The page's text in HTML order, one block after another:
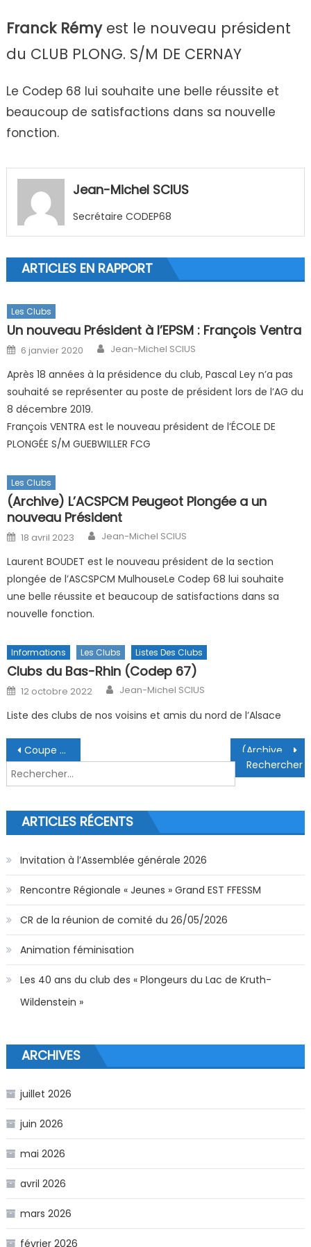
Franck Rémyest le nouveau président
du CLUB PLONG. S/M DE CERNAY
Le Codep 68 lui souhaite une belle réussite et
beaucoup de satisfactions dans sa nouvelle
fonction.
Jean-Michel SCIUS
Secrétaire CODEP68
ARTICLES EN RAPPORT
Les Clubs
Un nouveau Président à l’EPSM : François Ventra
Posted on
6 janvier 2020 Author
Jean-Michel SCIUS
Après 18 années à la présidence du club, Pascal Ley n’a pas
souhaité se représenter au poste de président lors de l’AG du
8 décembre 2019.
François VENTRA est le nouveau président de l’ÉCOLE DE
PLONGÉE S/M GUEBWILLER FCG
Les Clubs
(Archive) L’ACSPCM Peugeot Plongée a un
nouveau Président
Posted on
18 avril 2023 Author
Jean-Michel SCIUS
Laurent BOUDET est le nouveau président de la section
plongée de l’ASCSPCM MulhouseLe Codep 68 lui souhaite
une belle réussite et beaucoup de satisfactions dans sa
nouvelle fonction.
Informations Les Clubs Listes Des Clubs
Clubs du Bas-Rhin (Codep 67)
Posted on
12 octobre 2022 Author
Jean-Michel SCIUS
Liste des clubs de nos voisins et amis du nord de l’Alsace
Navigation de l’article
Coupe de France J2 Mulhouse
Rechercher :
ARTICLES RÉCENTS
Invitation à l’Assemblée générale 2026
Rencontre Régionale « Jeunes » Grand EST FFESSM
CR de la réunion de comité du 26/05/2026
Animation féminisation
Les 40 ans du club des « Plongeurs du Lac de Kruth-
Wildenstein »
ARCHIVES
juillet 2026
juin 2026
mai 2026
avril 2026
mars 2026
février 2026